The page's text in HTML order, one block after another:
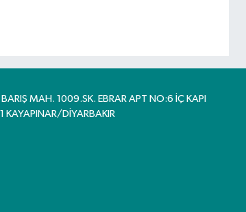
BARIŞ MAH. 1009.SK. EBRAR APT NO:6 İÇ KAPI
KAYAPINAR/DİYARBAKIR